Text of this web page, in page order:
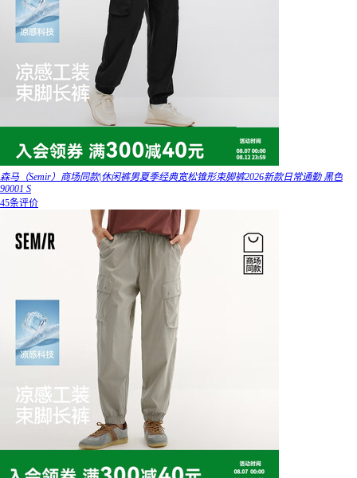
森马（Semir）商场同款|休闲裤男夏季经典宽松锥形束脚裤2026新款日常通勤 黑色
90001 S
45条评价